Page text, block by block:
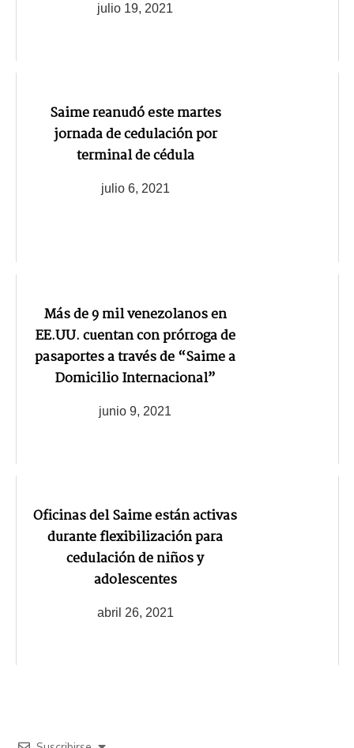
julio 19, 2021
Saime reanudó este martes
jornada de cedulación por
terminal de cédula
julio 6, 2021
Más de 9 mil venezolanos en
EE.UU. cuentan con prórroga de
pasaportes a través de “Saime a
Domicilio Internacional”
junio 9, 2021
Oficinas del Saime están activas
durante flexibilización para
cedulación de niños y
adolescentes
abril 26, 2021